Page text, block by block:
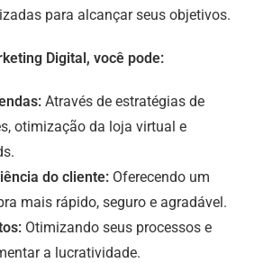
para alcançar seus objetivos.
Digital, você pode:
Através de estratégias de
otimização da loja virtual e
do cliente: Oferecendo um
mais rápido, seguro e agradável.
Otimizando seus processos e
a lucratividade.